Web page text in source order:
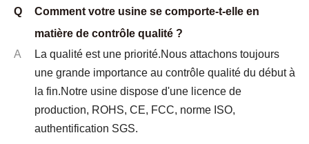
Q
Comment votre usine se comporte-t-elle en
matière de contrôle qualité ?
A
La qualité est une priorité.Nous attachons toujours
une grande importance au contrôle qualité du début à
la fin.Notre usine dispose d'une licence de
production, ROHS, CE, FCC, norme ISO,
authentification SGS.